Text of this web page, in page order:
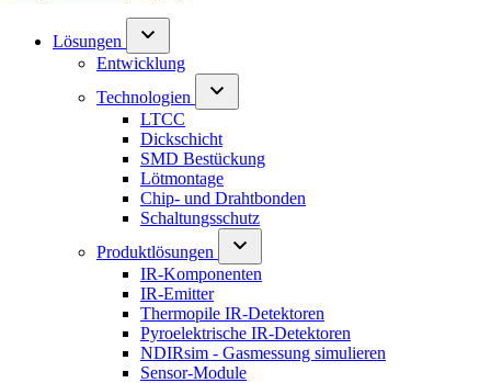
Lösungen
Entwicklung
Technologien
LTCC
Dickschicht
SMD Bestückung
Lötmontage
Chip- und Drahtbonden
Schaltungsschutz
Produktlösungen
IR-Komponenten
IR-Emitter
Thermopile IR-Detektoren
Pyroelektrische IR-Detektoren
NDIRsim - Gasmessung simulieren
Sensor-Module